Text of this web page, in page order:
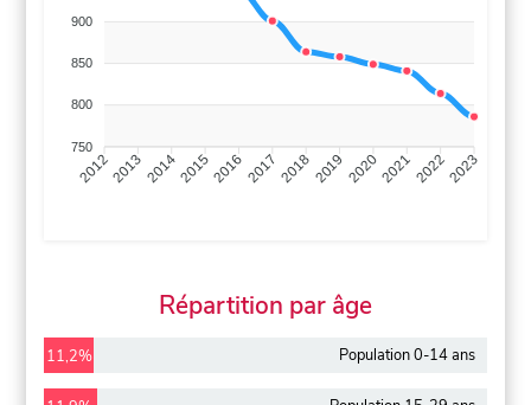
900
850
800
750
201220132014201520162017 20182019 2020202120222023
Répartition par âge
11,2% Population 0-14 ans